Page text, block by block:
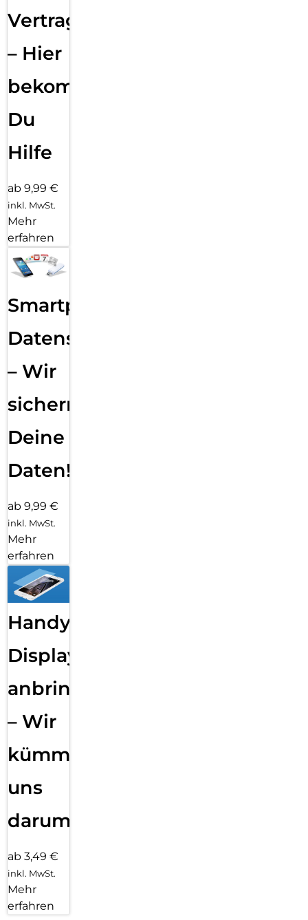
Vertragsabwicklung
– Hier
bekommst
Du
Hilfe
ab 9,99 €
inkl. MwSt.
Mehr
erfahren
Smartphone
Datensicherung
– Wir
sichern
Deine
Daten!
ab 9,99 €
inkl. MwSt.
Mehr
erfahren
Handy
Displayfolie
anbringen
– Wir
kümmern
uns
darum!
ab 3,49 €
inkl. MwSt.
Mehr
erfahren